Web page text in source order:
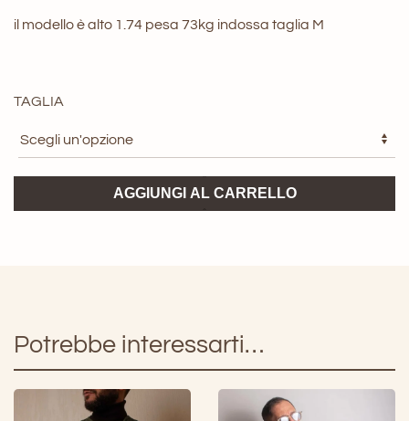
il modello è alto 1.74 pesa 73kg indossa taglia M
TAGLIA
Waistcoat
AGGIUNGI AL CARRELLO
Potrebbe interessarti…